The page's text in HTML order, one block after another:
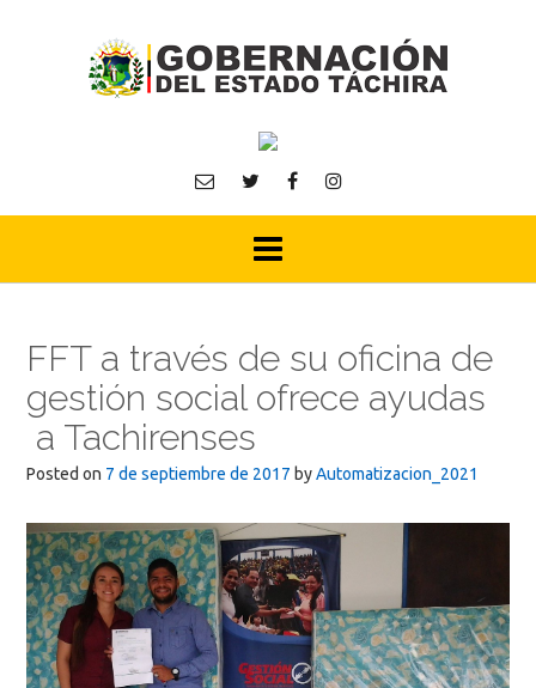
FFT a través de su oficina de
gestión social ofrece ayudas
a Tachirenses
Posted on 7 de septiembre de 2017 byAutomatizacion_2021